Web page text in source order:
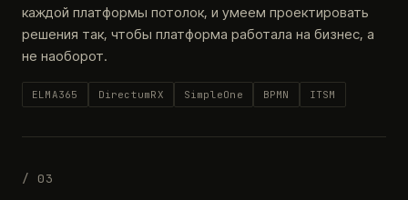
каждой платформы потолок, и умеем проектировать
решения так, чтобы платформа работала на бизнес, а
не наоборот.
ELMA365 DirectumRX SimpleOne BPMN ITSM
/ 03